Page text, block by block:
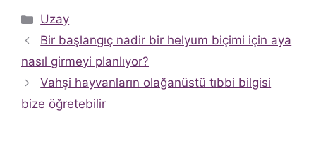
Kategoriler
Uzay
Bir başlangıç ​​nadir bir helyum biçimi için aya
nasıl girmeyi planlıyor?
Vahşi hayvanların olağanüstü tıbbi bilgisi
bize öğretebilir